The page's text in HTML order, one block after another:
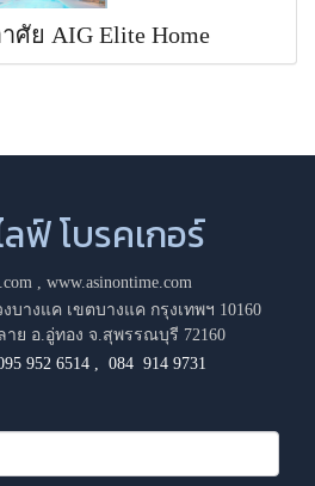
ย AIG Elite Home
ฟ์ โบรคเกอร์
, www.asinontime.com
บางแค เขตบางแค กรุงเทพฯ 10160
าย อ.อู่ทอง จ.สุพรรณบุรี 72160
952 6514 ,084 914 9731